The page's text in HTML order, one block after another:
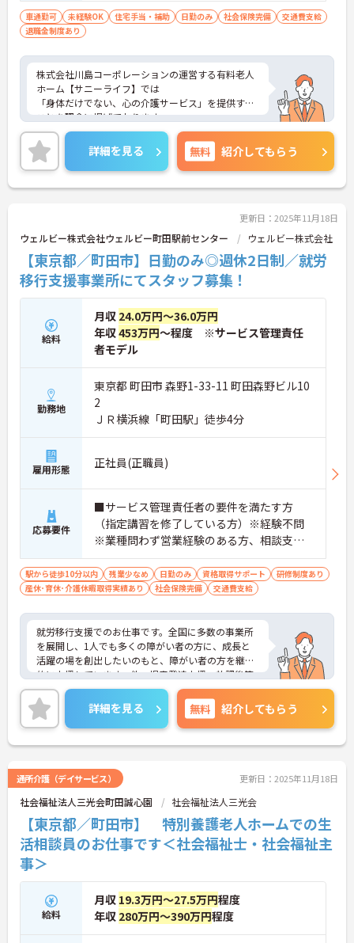
車通勤可 未経験OK 住宅手当・補助 日勤のみ 社会保険完備
交通費支給
退職金制度あり
株式会社川島コーポレーションの運営する有料老人
ホーム【サニーライフ】では
「身体だけでない、心の介護サービス」を提供する
ことを理念に掲げております。
全国展開している企業のノウハウやフォロー体制は
未経験の方にも安心して
お仕事をしていただける環境です。
ご興味のある方は、さらに詳細をお話しますのでお
気軽にご相談ください。
詳細を見る 無料 紹介してもらう
更新日：2025年11月18日
ウェルビー株式会社ウェルビー町田駅前センター ウェルビー株式会社
【東京都／町田市】日勤のみ◎週休2日制／就労
移行支援事業所にてスタッフ募集！
給料
月収 24.0万円～36.0万円
年収453万円～程度 ※サービス管理責任
者モデル
勤務地
東京都 町田市 森野1-33-11 町田森野ビル10
2
ＪＲ横浜線「町田駅」徒歩4分
雇用形態 正社員(正職員)
応募要件
■サービス管理責任者の要件を満たす方
（指定講習を修了している方）※経験不問
※業種問わず営業経験のある方、相談支
援・直接支援の経験がある方歓迎
駅から徒歩10分以内 残業少なめ 日勤のみ 資格取得サポート
研修制度あり
産休･育休･介護休暇取得実績あり
社会保険完備 交通費支給
就労移行支援でのお仕事です。全国に多数の事業所
を展開し、1人でも多くの障がい者の方に、成長と
活躍の場を創出したいのもと、障がい者の方を継続
的に支援しています。他、児童発達支援、放課後等
デイサービスも展開しており安定感も抜群です。
ご興味ある方には、面接対策ポイントなど、さらに
詳細をお話しいたしますのでお気軽にご相談くださ
い！
詳細を見る 無料 紹介してもらう
通所介護（デイサービス） 更新日：2025年11月18日
社会福祉法人三光会町田誠心園 社会福祉法人三光会
【東京都／町田市】 特別養護老人ホームでの生
活相談員のお仕事です＜社会福祉士・社会福祉主
事＞
給料
月収 19.3万円～27.5万円程度
年収 280万円～390万円程度